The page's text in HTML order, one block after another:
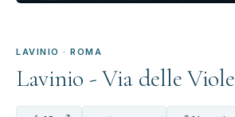
LAVINIO · ROMA
Lavinio - Via delle Viole